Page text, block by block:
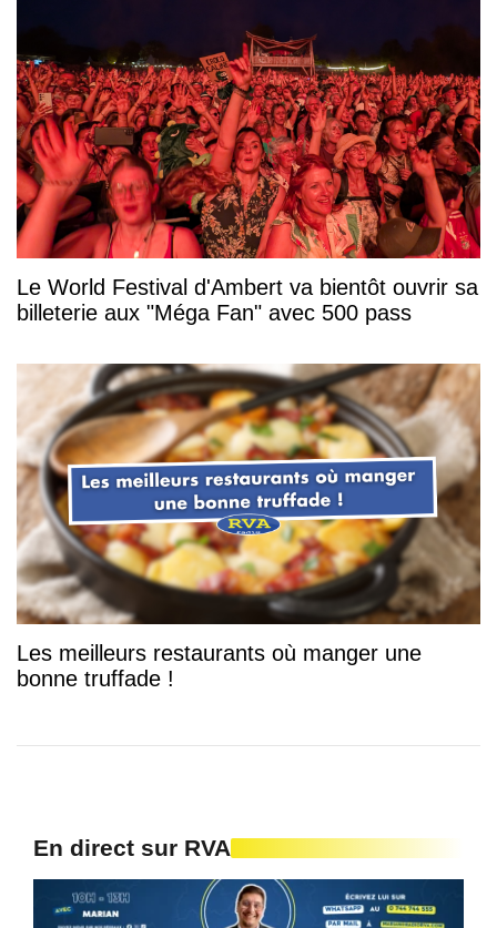
Le World Festival d'Ambert va bientôt ouvrir sa
billeterie aux "Méga Fan" avec 500 pass
Les meilleurs restaurants où manger une
bonne truffade !
En direct sur RVA